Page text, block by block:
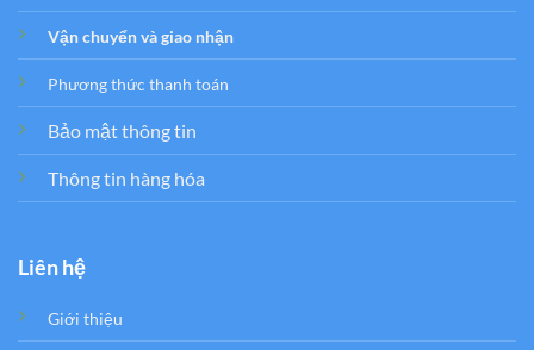
Vận chuyển và giao nhận
Phương thức thanh toán
Bảo mật thông tin
Thông tin hàng hóa
Liên hệ
Giới thiệu